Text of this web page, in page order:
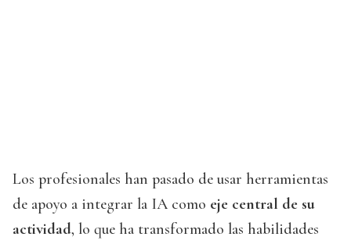
Los profesionales han pasado de usar herramientas
de apoyo a integrar la IA como eje central de su
actividad, lo que ha transformado las habilidades